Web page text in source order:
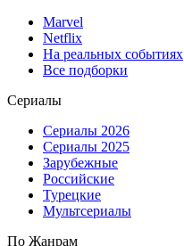
Marvel
Netflix
На реальных событиях
Все подборки
Сериалы
Сериалы 2026
Сериалы 2025
Зарубежные
Российские
Турецкие
Мультсериалы
По Жанрам